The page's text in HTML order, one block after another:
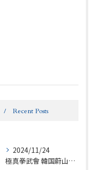
Recent Posts
2024/11/24
極真拳武會 韓国蔚山支部セミナー